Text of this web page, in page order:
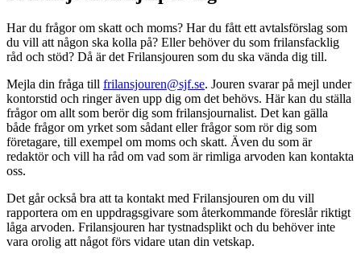
säkerhetsrisker
utomlands
Har du frågor om skatt och moms? Har du fått ett avtalsförslag som
du vill att någon ska kolla på? Eller behöver du som frilansfacklig
råd och stöd? Då är det Frilansjouren som du ska vända dig till.
Mejla din fråga till frilansjouren@sjf.se. Jouren svarar på mejl under
kontorstid och ringer även upp dig om det behövs. Här kan du ställa
frågor om allt som berör dig som frilansjournalist. Det kan gälla
både frågor om yrket som sådant eller frågor som rör dig som
företagare, till exempel om moms och skatt. Även du som är
redaktör och vill ha råd om vad som är rimliga arvoden kan kontakta
oss.
Det går också bra att ta kontakt med Frilansjouren om du vill
rapportera om en uppdragsgivare som återkommande föreslår riktigt
låga arvoden. Frilansjouren har tystnadsplikt och du behöver inte
vara orolig att något förs vidare utan din vetskap.